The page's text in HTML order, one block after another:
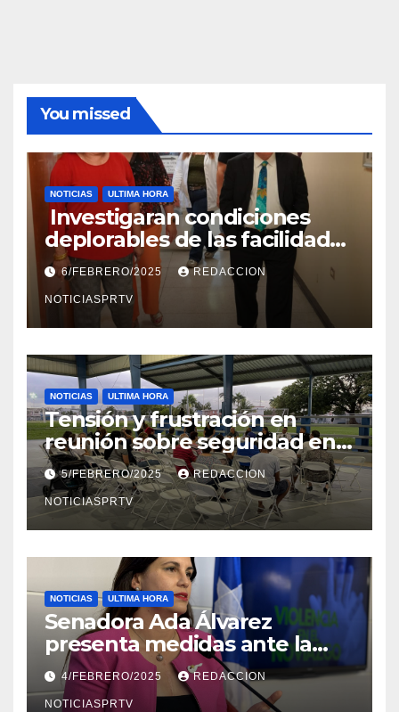
You missed
NOTICIAS ULTIMA HORA
Investigaran condiciones
deplorables de las facilidades
el Departamento de la Salud
en Mayagüez
6/FEBRERO/2025 REDACCION
NOTICIASPRTV
NOTICIAS ULTIMA HORA
Tensión y frustración en
reunión sobre seguridad en
Reparto Metropolitano
5/FEBRERO/2025 REDACCION
NOTICIASPRTV
NOTICIAS ULTIMA HORA
Senadora Ada Álvarez
presenta medidas ante la
violencia en el noviazgo
4/FEBRERO/2025 REDACCION
NOTICIASPRTV